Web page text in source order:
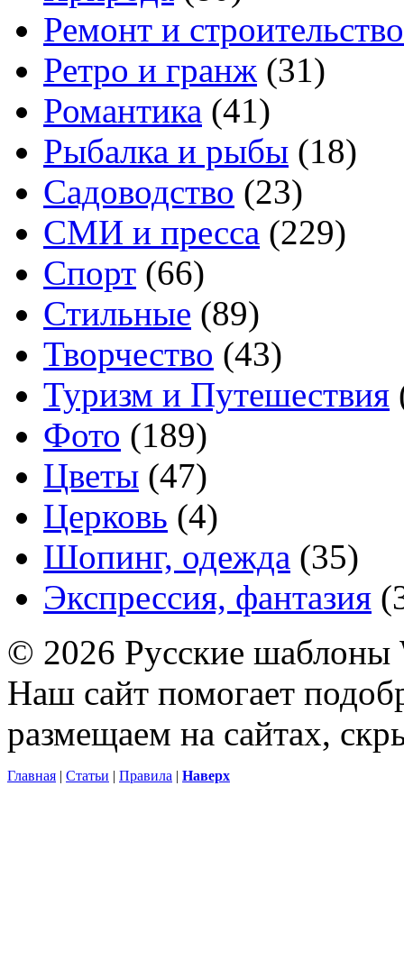
Ремонт и строительство
Ретро и гранж (31)
Романтика (41)
Рыбалка и рыбы (18)
Садоводство (23)
СМИ и пресса (229)
Спорт (66)
Стильные (89)
Творчество (43)
Туризм и Путешествия
Фото (189)
Цветы (47)
Церковь (4)
Шопинг, одежда (35)
Экспрессия, фантазия
© 2026 Русские шаблоны
Наш сайт помогает
размещаем на сайтах,
Главная | Статьи | Правила | Наверх